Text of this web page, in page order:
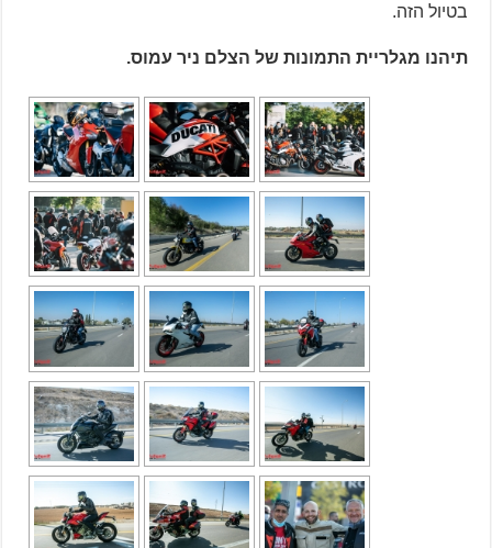
בטיול הזה.
תיהנו מגלריית התמונות של הצלם ניר עמוס.